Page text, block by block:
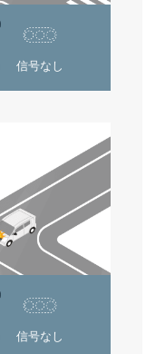
信号なし
信号なし